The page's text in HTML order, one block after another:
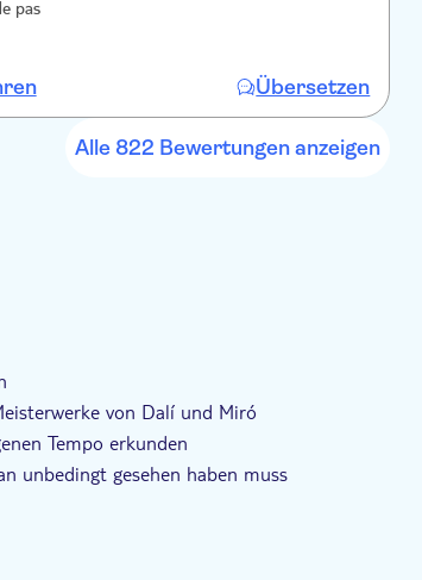
zu den am Tag Ihres Besuchs
der bedeutendsten Kunstmuseen der
der Suche nach einem kulturellen
pas
Übersetzen
Alle 822 Bewertungen anzeigen
von Dalí und Miró
Tempo erkunden
unbedingt gesehen haben muss